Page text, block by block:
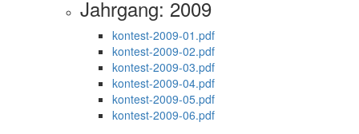
Jahrgang: 2009
kontest-2009-01.pdf
kontest-2009-02.pdf
kontest-2009-03.pdf
kontest-2009-04.pdf
kontest-2009-05.pdf
kontest-2009-06.pdf